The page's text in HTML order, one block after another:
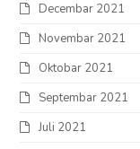
Decembar 2021
Novembar 2021
Oktobar 2021
Septembar 2021
Juli 2021